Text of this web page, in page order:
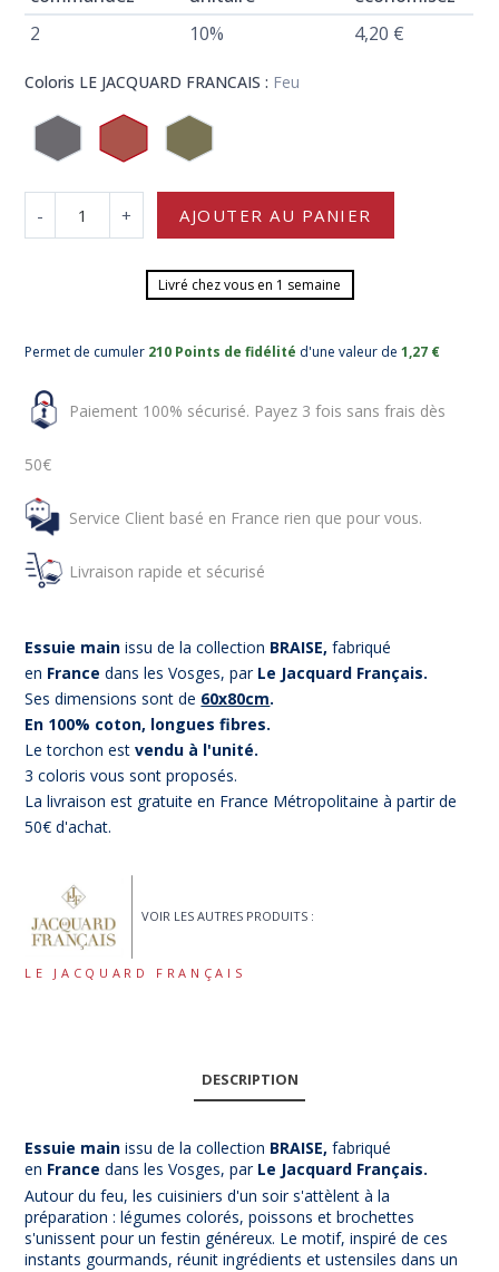
2
10% 4,20 €
Coloris LE JACQUARD FRANCAIS : Feu
- + AJOUTER AU PANIER
Livré chez vous en 1 semaine
Permet de cumuler 210 Points de fidélité d'une valeur de1,27 €
Paiement 100% sécurisé. Payez 3 fois sans frais dès
50€
Service Client basé en France rien que pour vous.
Livraison rapide et sécurisé
Essuie mainissu de la collection BRAISE,fabriqué
en France dans les Vosges, par Le Jacquard Français.
Ses dimensions sont de 60x80cm.
En 100% coton, longues fibres.
Le torchon estvendu à l'unité.
3 coloris vous sont proposés.
La livraison est gratuite en France Métropolitaine à partir de
50€ d'achat.
VOIR LES AUTRES PRODUITS :
LE JACQUARD FRANÇAIS
DESCRIPTION
Essuie mainissu de la collection BRAISE,fabriqué
en France dans les Vosges, par Le Jacquard Français.
Autour du feu, les cuisiniers d'un soir s'attèlent à la
préparation : légumes colorés, poissons et brochettes
s'unissent pour un festin généreux. Le motif, inspiré de ces
instants gourmands, réunit ingrédients et ustensiles dans un